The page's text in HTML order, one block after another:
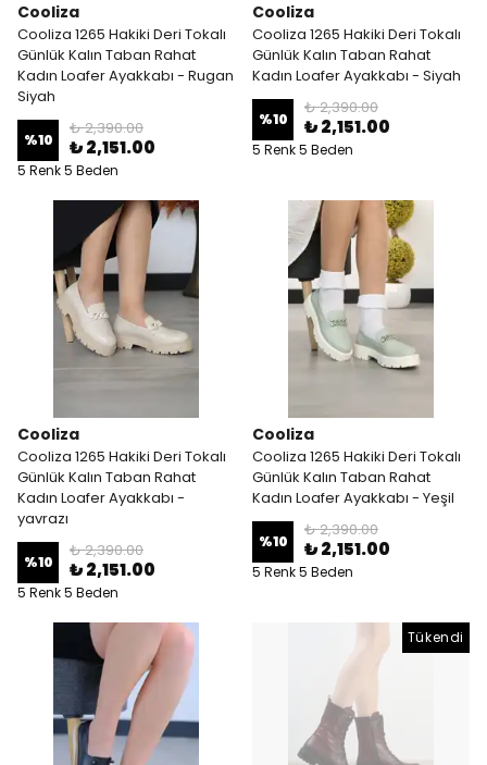
Cooliza
Cooliza 1265 Hakiki Deri Tokalı
Günlük Kalın Taban Rahat
Kadın Loafer Ayakkabı - Rugan
Siyah
%10
₺ 2,390.00
₺ 2,151.00
5 Renk 5 Beden
Cooliza
Cooliza 1265 Hakiki Deri Tokalı
Günlük Kalın Taban Rahat
Kadın Loafer Ayakkabı - Siyah
%10
₺ 2,390.00
₺ 2,151.00
5 Renk 5 Beden
Cooliza
Cooliza 1265 Hakiki Deri Tokalı
Günlük Kalın Taban Rahat
Kadın Loafer Ayakkabı -
yavrazı
%10
₺ 2,390.00
₺ 2,151.00
5 Renk 5 Beden
Cooliza
Cooliza 1265 Hakiki Deri Tokalı
Günlük Kalın Taban Rahat
Kadın Loafer Ayakkabı - Yeşil
%10
₺ 2,390.00
₺ 2,151.00
5 Renk 5 Beden
Tükendi